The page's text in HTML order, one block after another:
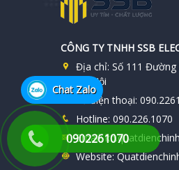
CÔNG TY TNHH SSB
Địa chỉ: Số 111 Đường
Hà Nội
Số điện thoại:
Hotline: 090.226.1070
Email:
Website:
0902261070
Chat Zalo